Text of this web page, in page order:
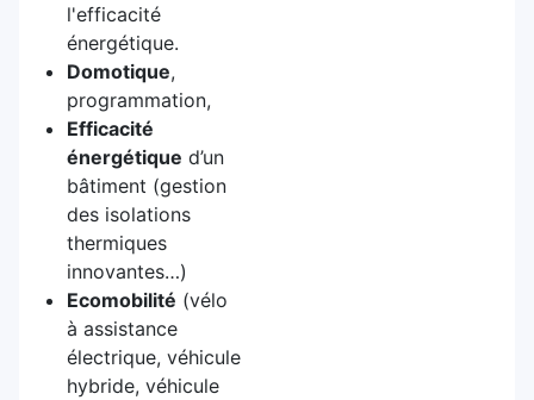
l'efficacité
énergétique.
Domotique,
programmation,
Efficacité
énergétique d’un
bâtiment (gestion
des isolations
thermiques
innovantes…)
Ecomobilité (vélo
à assistance
électrique, véhicule
hybride, véhicule